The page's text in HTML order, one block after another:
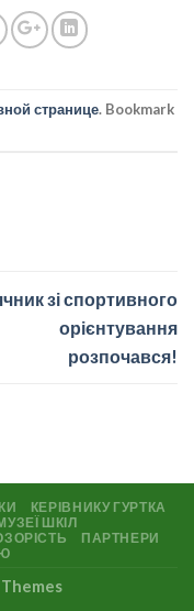
странице. Bookmark
зі спортивного
орієнтування
розпочався!
КЕРІВНИКУ ГУРТКА
ШКІЛ
ПАРТНЕРИ